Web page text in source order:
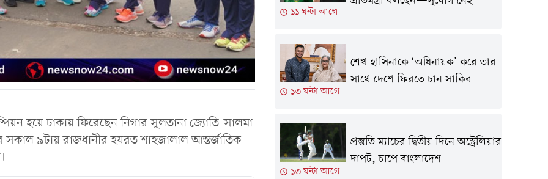
হয়ে ঢাকায় ফিরেছেন নিগার সুলতানা জ্যোতি-সালমা
৯টায় রাজধানীর হযরত শাহজালাল আন্তর্জাতিক
১১ ঘন্টা আগে
১৩ ঘন্টা আগে
শেখ হাসিনাকে ‘অধিনায়ক’ করে তার
সাথে দেশে ফিরতে চান সাকিব
১৩ ঘন্টা আগে
প্রস্তুতি ম্যাচের দ্বিতীয় দিনে অস্ট্রেলিয়ার
দাপট, চাপে বাংলাদেশ